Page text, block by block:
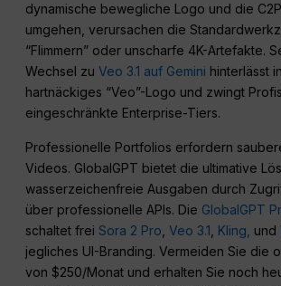
dynamische bewegliche Logo und die
umgehen, verursachen die
“Flimmern” oder unscharfe 4K-Artefakte.
Wechsel zuVeo 3.1 auf Gemini hinterlässt
hartnäckiges “Veo”-Logo und zwingt
eingeschränkte Enterprise-Tiers.
Professionelle Portfolios erfordern
Videos. GlobalGPT bietet die ultimative
wasserzeichenfreie Ausgaben durch
über professionelle APIs. Die GlobalGPT
schaltet freiSora 2 Pro ,Veo 3.1 Kling, und
jegliches UI-Branding. Vermeiden Sie die
von $250/Monat und erhalten Sie noch